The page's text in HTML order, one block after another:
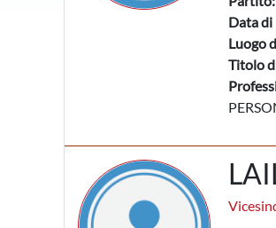
Data di
Luogo
Titolo